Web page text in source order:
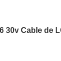
30v Cable de